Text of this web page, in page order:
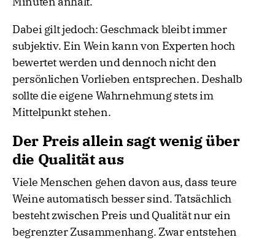
Dabei gilt jedoch: Geschmack bleibt immer
subjektiv. Ein Wein kann von Experten hoch
bewertet werden und dennoch nicht den
persönlichen Vorlieben entsprechen. Deshalb
sollte die eigene Wahrnehmung stets im
Mittelpunkt stehen.
Der Preis allein sagt wenig über
die Qualität aus
Viele Menschen gehen davon aus, dass teure
Weine automatisch besser sind. Tatsächlich
besteht zwischen Preis und Qualität nur ein
begrenzter Zusammenhang. Zwar entstehen